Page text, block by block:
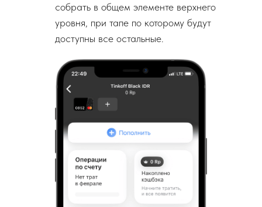
собрать в общем элементе верхнего
уровня, при тапе по которому будут
доступны все остальные.